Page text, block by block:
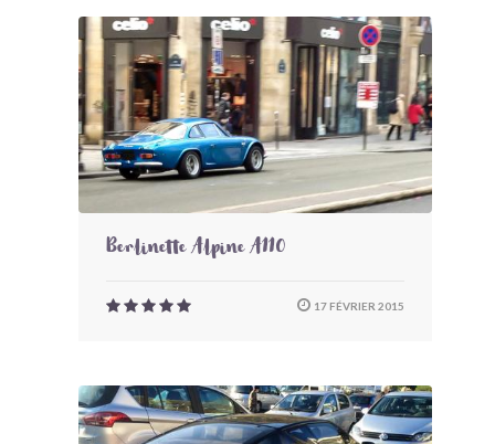
Berlinette Alpine A110
17 FÉVRIER 2015